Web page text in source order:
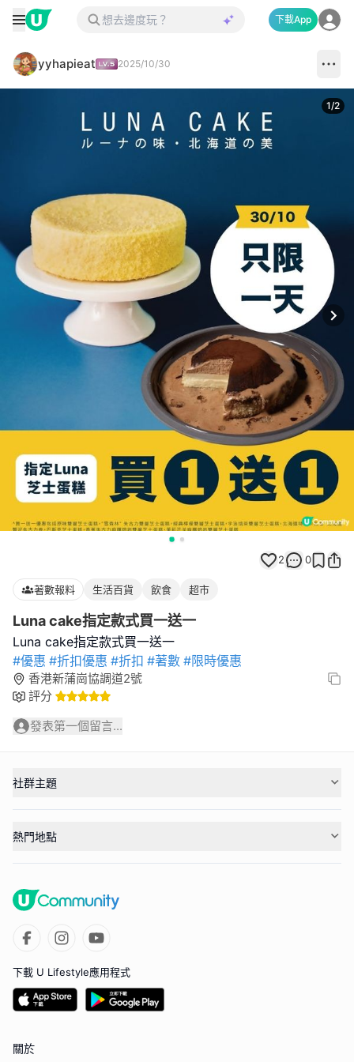
下載App
yyhapieat 2025/10/30
1/2
2 0
著數報料 生活百貨 飲食 超市
Luna cake指定款式買一送一
#優惠 #折扣優惠 #折扣 #著數 #限時優惠
香港新蒲崗協調道2號
評分
發表第一個留言...
社群主題
熱門地點
下載 U Lifestyle應用程式
關於